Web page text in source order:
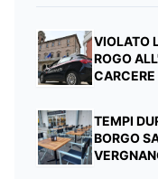
VIOLATO
ROGO
TEMPI
BORGO